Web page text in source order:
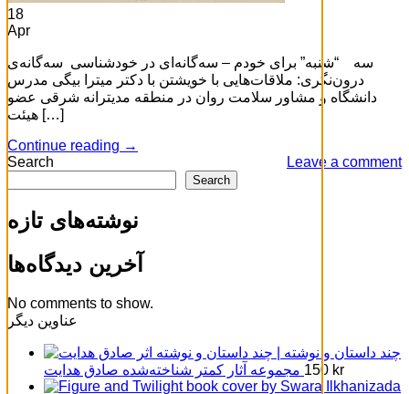
18
Apr
سه “شنبه” برای خودم – سه‌گانه‌ای در خودشناسی سه‌گانه‌ی
درون‌نگری: ملاقات‌هایی با خویشتن با دکتر میترا بیگی مدرس
دانشگاه و مشاور سلامت روان در منطقه مدیترانه شرقی عضو
هیئت […]
Continue reading →
Leave a comment
Search
Search
نوشته‌های تازه
آخرین دیدگاه‌ها
No comments to show.
عناوین دیگر
چند داستان و نوشته |
مجموعه آثار کمتر شناخته‌شده صادق هدایت 150 kr